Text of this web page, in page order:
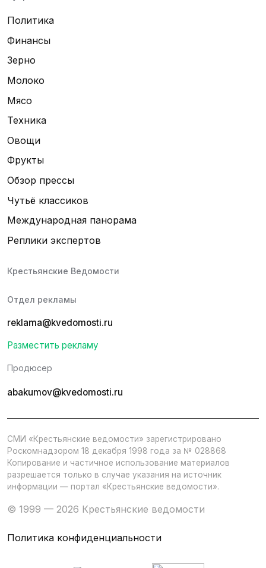
Политика
Финансы
Зерно
Молоко
Мясо
Техника
Овощи
Фрукты
Обзор прессы
Чутьё классиков
Международная панорама
Реплики экспертов
Крестьянские Ведомости
Отдел рекламы
reklama@kvedomosti.ru
Разместить рекламу
Продюсер
abakumov@kvedomosti.ru
СМИ «Крестьянские ведомости» зарегистрировано
Роскомнадзором 18 декабря 1998 года за № 028868
Копирование и частичное использование материалов
разрешается только в случае указания на источник
информации — портал «Крестьянские ведомости».
© 1999 — 2026 Крестьянские ведомости
Политика конфиденциальности